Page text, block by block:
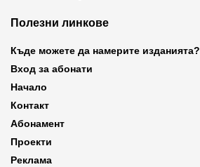
Полезни линкове
Къде можете да намерите изданията?
Вход за абонати
Начало
Контакт
Абонамент
Проекти
Реклама